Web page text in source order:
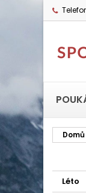
Domů
Léto